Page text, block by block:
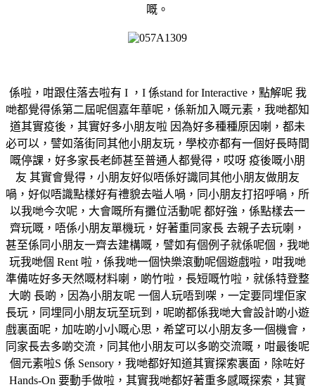
嘅。
係啦，咁跟住落去啦有 I ，I 係stand for Interactive，點解呢 我
哋都覺得係第二屆呢個嘉年華呢，係新加入嘅元素，我哋都知
道其實疫後，其實好多小朋友啦 因為好多種種原因喇，都未
必可以，譬如落街同其他小朋友玩，學校亦都有一個好長時間
嘅停課，好多家長老師甚至普通人都覺得，哎呀 疫後嘅小朋
友 其實會覺得，小朋友好似唔係好識同其他小朋友做朋友
喎，好似唔識點樣好有禮貌去嗌人喎，同小朋友打招呼喎，所
以我哋今次呢，大會嘅所有攤位活動呢 都好強，係點樣去一
齊玩嘅，唔係小朋友單機玩，好著重同家長 去親子去玩喇，
甚至係同小朋友一齊去建構嘅，譬如有個例子就係呢個，我哋
玩我哋個 Rent 啦，係我哋一個快樂滾動呢個遊戲啦，咁我哋
準備咗好多天然嘅材料喇，啲竹啦，長短嘅竹啦，就係特登整
大啲 長啲，因為小朋友呢 一個人玩唔到㗎，一定要同埋佢家
長玩，同埋同小朋友玩至玩到，呢啲都係我哋大會設計啲小遊
戲裏面呢，加咗啲小小嘅心思，希望可以小朋友多一個機會，
同家長去多啲交流，同其他小朋友可以多啲交流嘅，咁最後呢
個元素啦S 係 Sensory，我哋都好知道其實探索裏面，除咗好
Hands-On 要動手做啦，其實我哋都好著重多感嘅探索，其實